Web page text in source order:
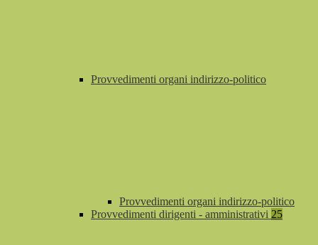
Provvedimenti organi indirizzo-politico
Provvedimenti organi indirizzo-politico
Provvedimenti dirigenti - amministrativi 25